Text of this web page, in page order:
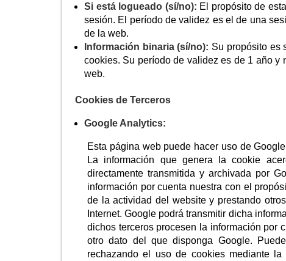
Si está logueado (sí/no): El propósito de
sesión. El período de validez es el de una
de la web.
Información binaria (sí/no): Su propósito es
cookies. Su período de validez es de 1 año y
web.
Cookies de Terceros
Google Analytics:
Esta página web puede hacer uso de
La información que genera la cookie
directamente transmitida y archivada por
información por cuenta nuestra con el
de la actividad del website y prestando
Internet. Google podrá transmitir dicha
dichos terceros procesen la información por
otro dato del que disponga Google.
rechazando el uso de cookies mediante